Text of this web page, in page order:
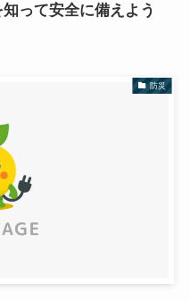
って安全に備えよう
防災